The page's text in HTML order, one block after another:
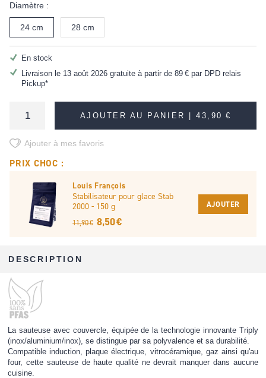
Diamètre :
24 cm 28 cm
En stock
Livraison le 13 août 2026 gratuite à partir de 89 €par DPD relais
Pickup*
AJOUTER AU PANIER |43,90 €
Ajouter à mes favoris
PRIX CHOC :
Louis François
Stabilisateur pour glace Stab
2000 - 150 g
11,90 € 8,50 €
AJOUTER
DESCRIPTION
La sauteuse avec couvercle, équipée de la technologie innovante Triply
(inox/aluminium/inox), se distingue par sa polyvalence et sa durabilité.
Compatible induction, plaque électrique, vitrocéramique, gaz ainsi qu'au
four, cette sauteuse de haute qualité ne devrait manquer dans aucune
cuisine.